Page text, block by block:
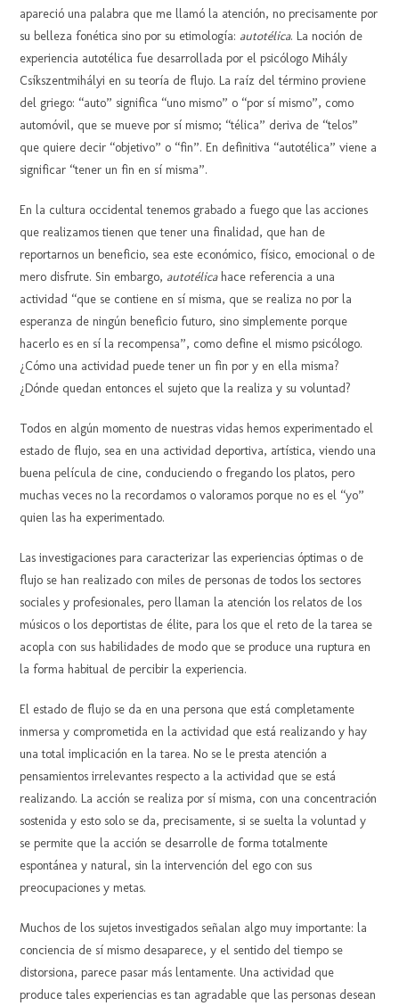
apareció una palabra que me llamó la atención, no precisamente por
su belleza fonética sino por su etimología: autotélica. La noción de
experiencia autotélica fue desarrollada por el psicólogo Mihály
Csíkszentmihályi en su teoría de flujo. La raíz del término proviene
del griego: “auto” significa “uno mismo” o “por sí mismo”, como
automóvil, que se mueve por sí mismo; “télica” deriva de “telos”
que quiere decir “objetivo” o “fin”. En definitiva “autotélica” viene a
significar “tener un fin en sí misma”.
En la cultura occidental tenemos grabado a fuego que las acciones
que realizamos tienen que tener una finalidad, que han de
reportarnos un beneficio, sea este económico, físico, emocional o de
mero disfrute. Sin embargo, autotélicahace referencia a una
actividad “que se contiene en sí misma, que se realiza no por la
esperanza de ningún beneficio futuro, sino simplemente porque
hacerlo es en sí la recompensa”, como define el mismo psicólogo.
¿Cómo una actividad puede tener un fin por y en ella misma?
¿Dónde quedan entonces el sujeto que la realiza y su voluntad?
Todos en algún momento de nuestras vidas hemos experimentado el
estado de flujo, sea en una actividad deportiva, artística, viendo una
buena película de cine, conduciendo o fregando los platos, pero
muchas veces no la recordamos o valoramos porque no es el “yo”
quien las ha experimentado.
Las investigaciones para caracterizar las experiencias óptimas o de
flujo se han realizado con miles de personas de todos los sectores
sociales y profesionales, pero llaman la atención los relatos de los
músicos o los deportistas de élite, para los que el reto de la tarea se
acopla con sus habilidades de modo que se produce una ruptura en
la forma habitual de percibir la experiencia.
El estado de flujo se da en una persona que está completamente
inmersa y comprometida en la actividad que está realizando y hay
una total implicación en la tarea. No se le presta atención a
pensamientos irrelevantes respecto a la actividad que se está
realizando. La acción se realiza por sí misma, con una concentración
sostenida y esto solo se da, precisamente, si se suelta la voluntad y
se permite que la acción se desarrolle de forma totalmente
espontánea y natural, sin la intervención del ego con sus
preocupaciones y metas.
Muchos de los sujetos investigados señalan algo muy importante: la
conciencia de sí mismo desaparece, y el sentido del tiempo se
distorsiona, parece pasar más lentamente. Una actividad que
produce tales experiencias es tan agradable que las personas desean